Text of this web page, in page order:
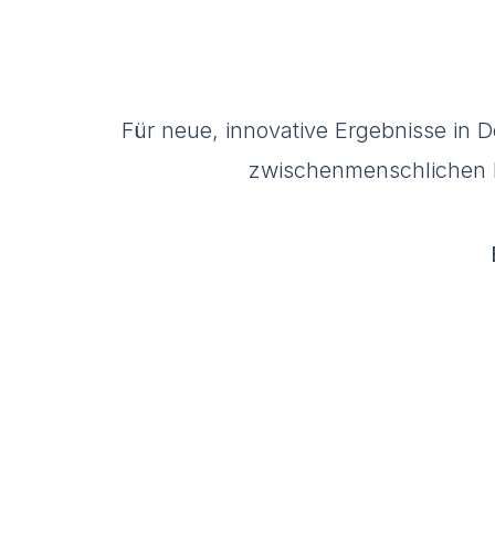
Für neue, innovative Ergebnisse in
zwischenmenschlichen